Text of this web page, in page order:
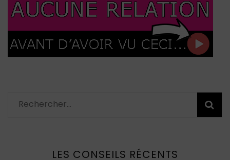
Rechercher :
LES CONSEILS RÉCENTS